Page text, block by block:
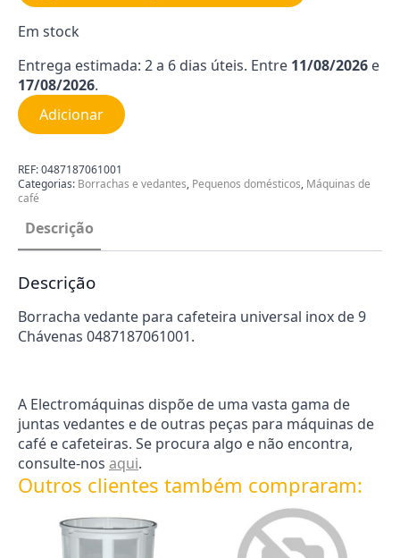
Em stock
Entrega estimada: 2 a 6 dias úteis. Entre 11/08/2026 e
17/08/2026.
Adicionar
REF:0487187061001
Categorias: Borrachas e vedantes, Pequenos domésticos, Máquinas de
café
Descrição
Descrição
Borracha vedante para cafeteira universal inox de 9
Chávenas 0487187061001.
A Electromáquinas dispõe de uma vasta gama de
juntas vedantes e de outras peças para máquinas de
café e cafeteiras. Se procura algo e não encontra,
consulte-nos aqui.
Outros clientes também compraram: